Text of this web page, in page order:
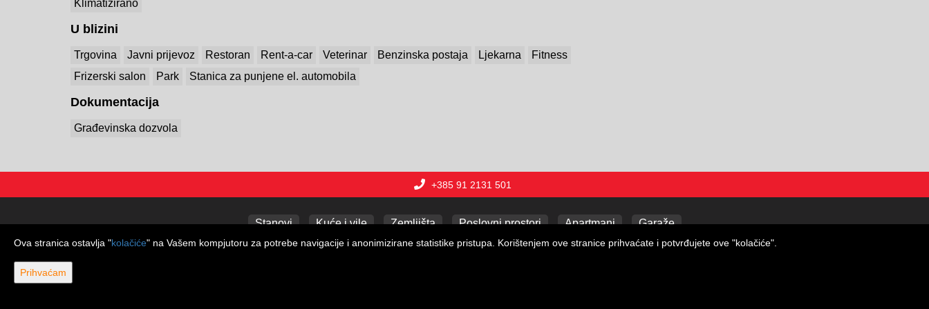
Klimatizirano
U blizini
Trgovina Javni prijevoz Restoran Rent-a-car Veterinar Benzinska postaja Ljekarna
Fitness
Frizerski salon
Park Stanica za punjene el. automobila
Dokumentacija
Građevinska dozvola
+385 91 2131 501
Stanovi Kuće i vile Zemljišta Poslovni prostori Apartmani Garaže
Ova stranica ostavlja "kolačiće" na Vašem kompjutoru za potrebe navigacije i anonimizirane statistike pristupa. Korištenjem ove stranice prihvaćate i potvrđujete ove "kolačiće".
Prihvaćam